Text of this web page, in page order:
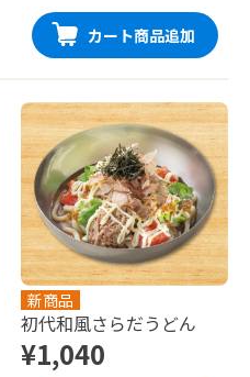
カート商品追加
新商品
初代和風さらだうどん
¥1,040